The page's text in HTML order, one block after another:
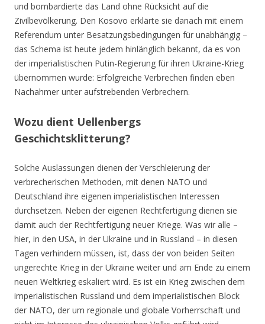
und bombardierte das Land ohne Rücksicht auf die
Zivilbevölkerung. Den Kosovo erklärte sie danach mit einem
Referendum unter Besatzungsbedingungen für unabhängig –
das Schema ist heute jedem hinlänglich bekannt, da es von
der imperialistischen Putin-Regierung für ihren Ukraine-Krieg
übernommen wurde: Erfolgreiche Verbrechen finden eben
Nachahmer unter aufstrebenden Verbrechern.
Wozu dient Uellenbergs
Geschichtsklitterung?
Solche Auslassungen dienen der Verschleierung der
verbrecherischen Methoden, mit denen NATO und
Deutschland ihre eigenen imperialistischen Interessen
durchsetzen. Neben der eigenen Rechtfertigung dienen sie
damit auch der Rechtfertigung neuer Kriege. Was wir alle –
hier, in den USA, in der Ukraine und in Russland – in diesen
Tagen verhindern müssen, ist, dass der von beiden Seiten
ungerechte Krieg in der Ukraine weiter und am Ende zu einem
neuen Weltkrieg eskaliert wird. Es ist ein Krieg zwischen dem
imperialistischen Russland und dem imperialistischen Block
der NATO, der um regionale und globale Vorherrschaft und